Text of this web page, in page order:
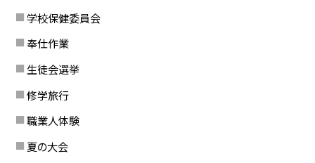
学校保健委員会
奉仕作業
生徒会選挙
修学旅行
職業人体験
夏の大会